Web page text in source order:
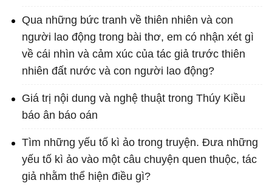
Qua những bức tranh về thiên nhiên và con
người lao động trong bài thơ, em có nhận xét gì
về cái nhìn và cảm xúc của tác giả trước thiên
nhiên đất nước và con người lao động?
Giá trị nội dung và nghệ thuật trong Thúy Kiều
báo ân báo oán
Tìm những yếu tố kì ảo trong truyện. Đưa những
yếu tố kì ảo vào một câu chuyện quen thuộc, tác
giả nhằm thể hiện điều gì?